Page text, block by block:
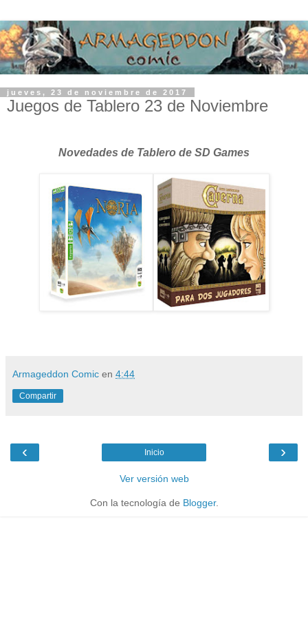
jueves, 23 de noviembre de 2017
Juegos de Tablero 23 de Noviembre
Novedades de Tablero de SD Games
Armageddon Comic en 4:44
Compartir
‹ ›
Inicio
Ver versión web
Con la tecnología de Blogger.